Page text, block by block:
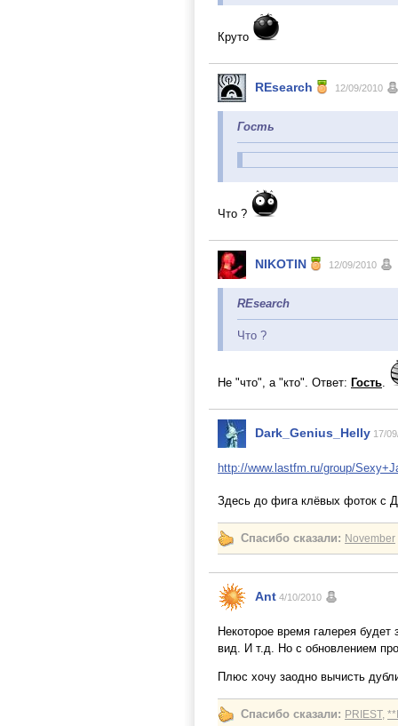
Круто
REsearch 12/09/2010
Гость
Что ?
NIKOTIN 12/09/2010
REsearch
Что ?
Не "что", а "кто". Ответ: Гость.
Dark_Genius_Helly 17/
http://www.lastfm.ru/group/
Здесь до фига клёвых фоток с
Спасибо сказали: November
Ant 4/10/2010
Некоторое время галерея
вид. И т.д. Но с обновлением
Плюс хочу заодно вычисть
Спасибо сказали: PRIEST,